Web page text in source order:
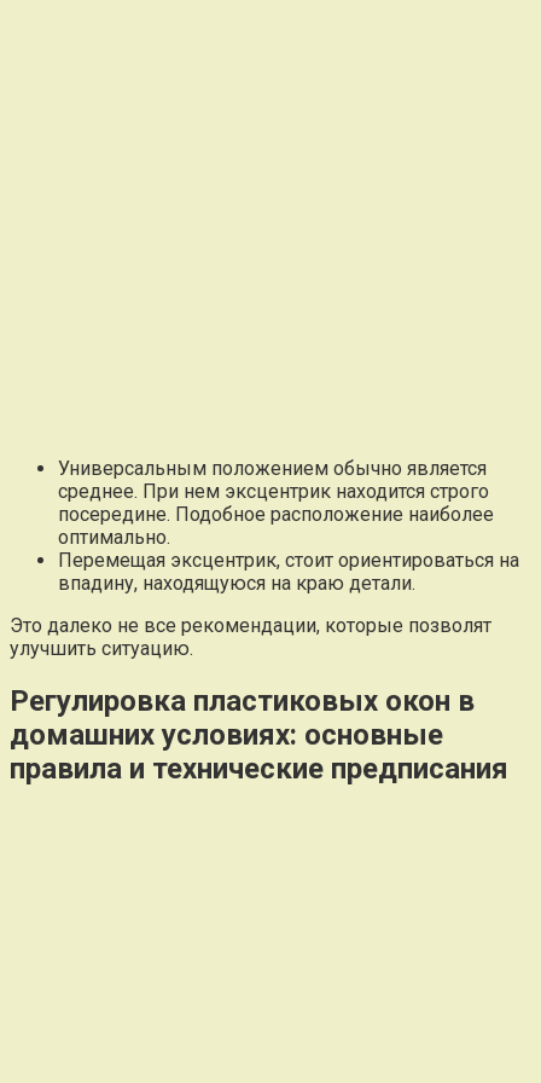
Универсальным положением обычно является
среднее. При нем эксцентрик находится строго
посередине. Подобное расположение наиболее
оптимально.
Перемещая эксцентрик, стоит ориентироваться на
впадину, находящуюся на краю детали.
Это далеко не все рекомендации, которые позволят
улучшить ситуацию.
Регулировка пластиковых окон в
домашних условиях: основные
правила и технические предписания